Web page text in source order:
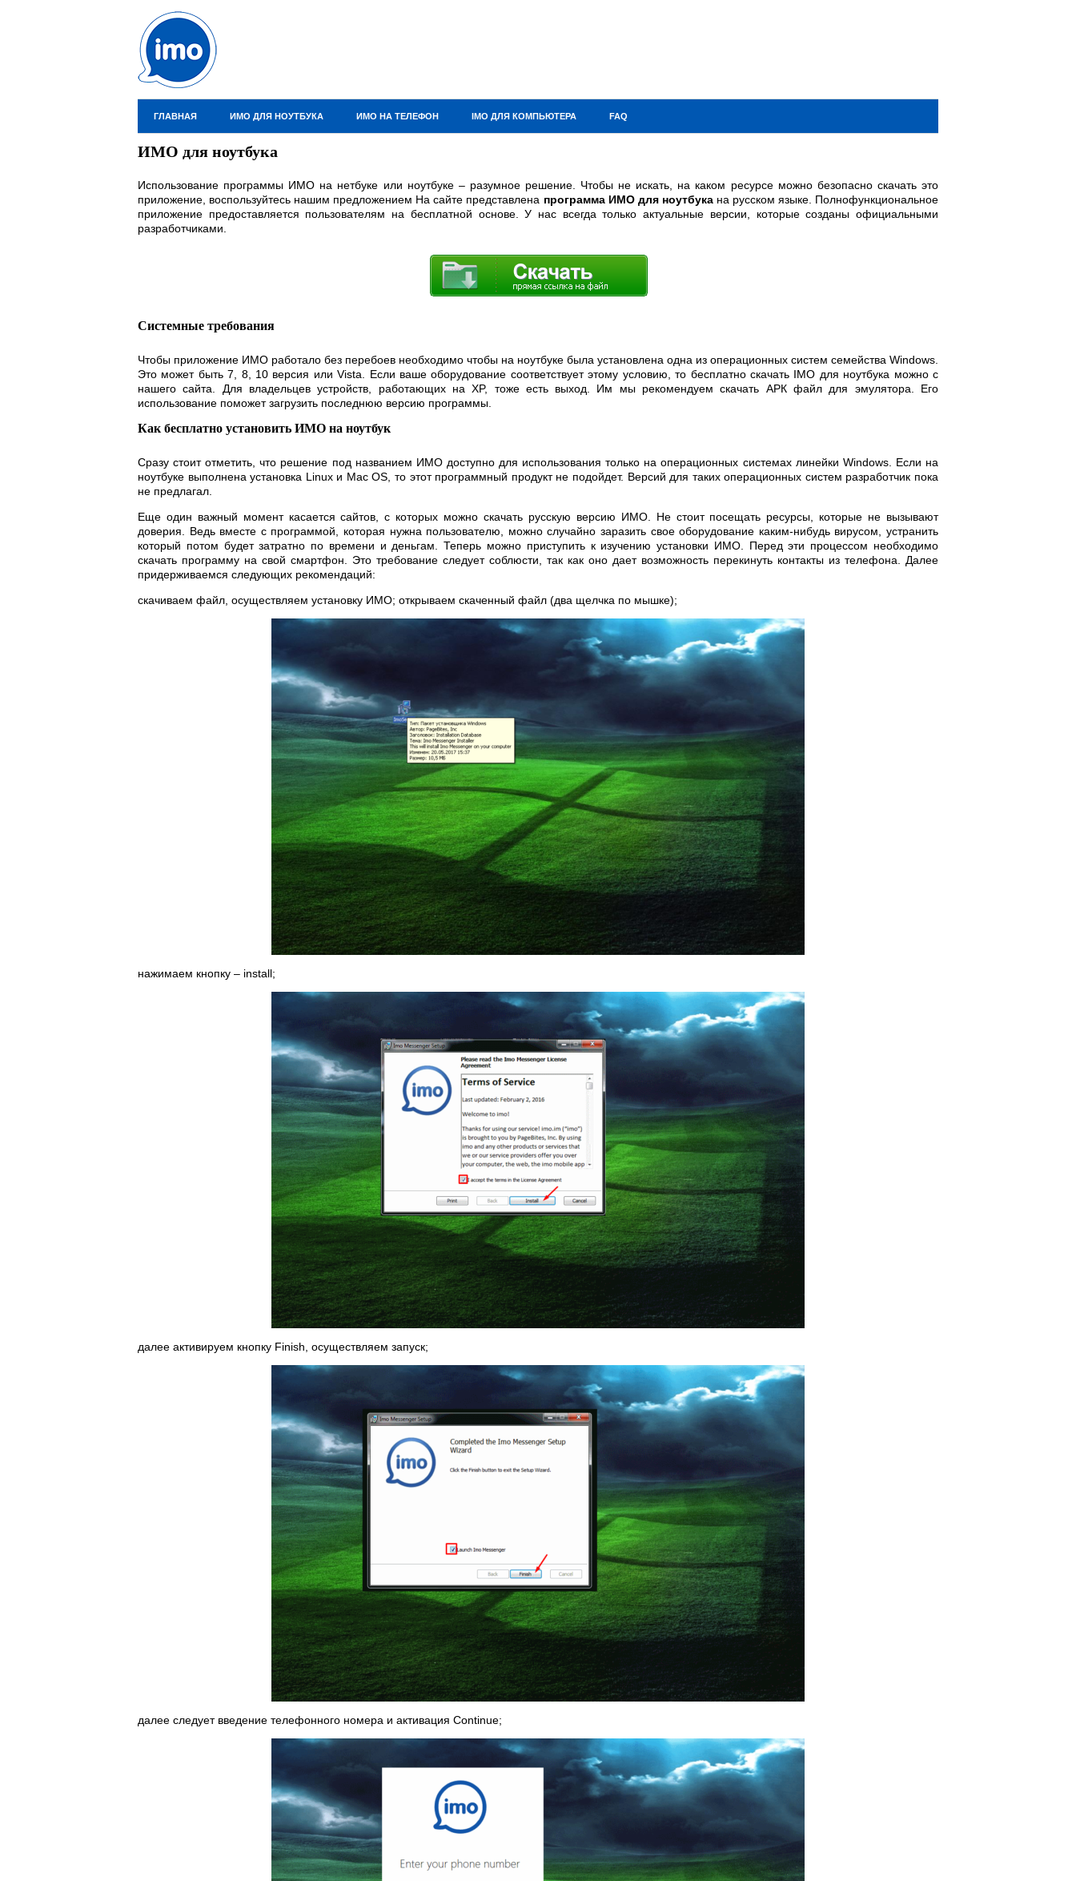
ГЛАВНАЯ ИМО ДЛЯ НОУТБУКА ИМО НА ТЕЛЕФОН IMO ДЛЯ КОМПЬЮТЕРА FAQ
ИМО для ноутбука
Использование программы ИМО на нетбуке или ноутбуке – разумное решение. Чтобы не искать, на каком ресурсе можно безопасно скачать это
приложение, воспользуйтесь нашим предложением На сайте представлена программа ИМО для ноутбукана русском языке. Полнофункциональное
приложение предоставляется пользователям на бесплатной основе. У нас всегда только актуальные версии, которые созданы официальными
разработчиками.
Системные требования
Чтобы приложение ИМО работало без перебоев необходимо чтобы на ноутбуке была установлена одна из операционных систем семейства Windows.
Это может быть 7, 8, 10 версия или Vista. Если ваше оборудование соответствует этому условию, то бесплатно скачать IMO для ноутбука можно с
нашего сайта. Для владельцев устройств, работающих на XP, тоже есть выход. Им мы рекомендуем скачать АРК файл для эмулятора. Его
использование поможет загрузить последнюю версию программы.
Как бесплатно установить ИМО на ноутбук
Сразу стоит отметить, что решение под названием ИМО доступно для использования только на операционных системах линейки Windows. Если на
ноутбуке выполнена установка Linux и Mac OS, то этот программный продукт не подойдет. Версий для таких операционных систем разработчик пока
не предлагал.
Еще один важный момент касается сайтов, с которых можно скачать русскую версию ИМО. Не стоит посещать ресурсы, которые не вызывают
доверия. Ведь вместе с программой, которая нужна пользователю, можно случайно заразить свое оборудование каким-нибудь вирусом, устранить
который потом будет затратно по времени и деньгам. Теперь можно приступить к изучению установки ИМО. Перед эти процессом необходимо
скачать программу на свой смартфон. Это требование следует соблюсти, так как оно дает возможность перекинуть контакты из телефона. Далее
придерживаемся следующих рекомендаций:
скачиваем файл, осуществляем установку ИМО; открываем скаченный файл (два щелчка по мышке);
нажимаем кнопку – install;
далее активируем кнопку Finish, осуществляем запуск;
далее следует введение телефонного номера и активация Continue;